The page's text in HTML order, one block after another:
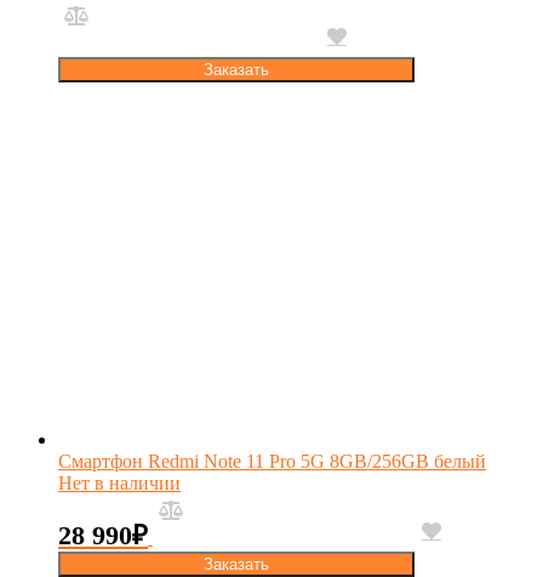
Заказать
Смартфон Redmi Note 11 Pro 5G 8GB/256GB белый
Нет в наличии
28 990₽
Заказать